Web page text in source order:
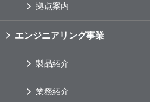
拠点案内
エンジニアリング事業
製品紹介
業務紹介